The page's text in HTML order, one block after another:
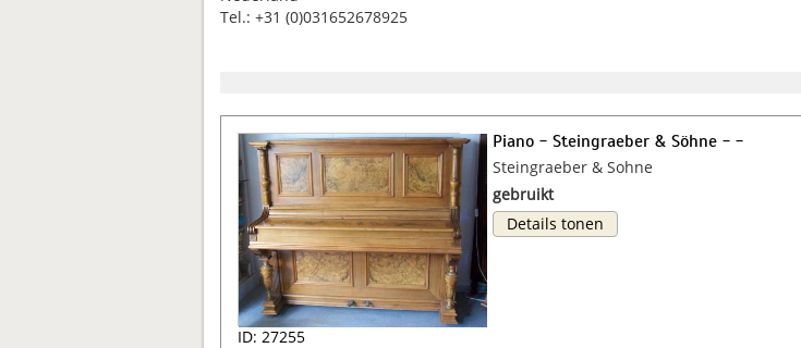
Tel.: +31 (0)031652678925
ID: 27255
Piano - Steingraeber & Söhne - -
Steingraeber & Sohne
gebruikt
Details tonen